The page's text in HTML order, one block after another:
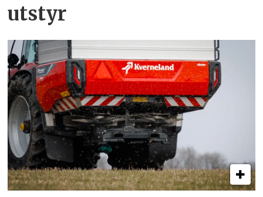
utstyr